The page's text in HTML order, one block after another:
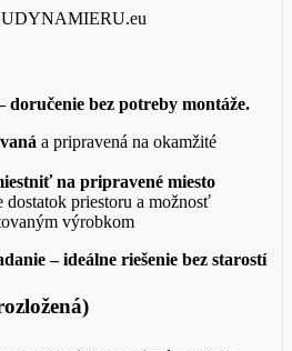
doručenie bez potreby montáže.
a pripravená na okamžité
na pripravené miesto
dostatok priestoru a možnosť
výrobkom
– ideálne riešenie bez starostí